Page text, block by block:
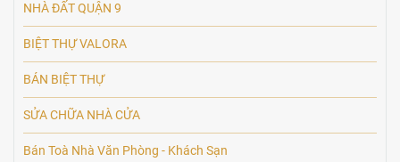
NHÀ ĐẤT QUẬN 9
BIỆT THỰ VALORA
BÁN BIỆT THỰ
SỬA CHỮA NHÀ CỬA
Bán Toà Nhà Văn Phòng - Khách Sạn